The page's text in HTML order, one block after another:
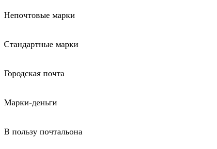
Непочтовые марки
Стандартные марки
Городская почта
Марки-деньги
В пользу почтальона